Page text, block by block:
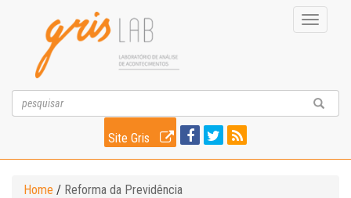
Toggle
Site Gris
Home / Reforma da Previdência